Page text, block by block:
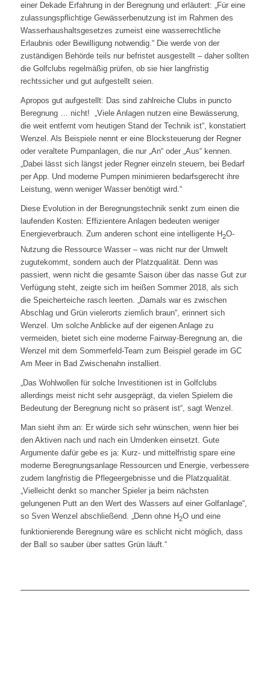
einer Dekade Erfahrung in der Beregnung und erläutert: „Für eine
zulassungspflichtige Gewässerbenutzung ist im Rahmen des
Wasserhaushaltsgesetzes zumeist eine wasserrechtliche
Erlaubnis oder Bewilligung notwendig.“ Die werde von der
zuständigen Behörde teils nur befristet ausgestellt – daher sollten
die Golfclubs regelmäßig prüfen, ob sie hier langfristig
rechtssicher und gut aufgestellt seien.
Apropos gut aufgestellt: Das sind zahlreiche Clubs in puncto
Beregnung … nicht! „Viele Anlagen nutzen eine Bewässerung,
die weit entfernt vom heutigen Stand der Technik ist“, konstatiert
Wenzel. Als Beispiele nennt er eine Blocksteuerung der Regner
oder veraltete Pumpanlagen, die nur „An“ oder „Aus“ kennen.
„Dabei lässt sich längst jeder Regner einzeln steuern, bei Bedarf
per App. Und moderne Pumpen minimieren bedarfsgerecht ihre
Leistung, wenn weniger Wasser benötigt wird.“
Diese Evolution in der Beregnungstechnik senkt zum einen die
laufenden Kosten: Effizientere Anlagen bedeuten weniger
Energieverbrauch. Zum anderen schont eine intelligente H2O-
Nutzung die Ressource Wasser – was nicht nur der Umwelt
zugutekommt, sondern auch der Platzqualität. Denn was
passiert, wenn nicht die gesamte Saison über das nasse Gut zur
Verfügung steht, zeigte sich im heißen Sommer 2018, als sich
die Speicherteiche rasch leerten. „Damals war es zwischen
Abschlag und Grün vielerorts ziemlich braun“, erinnert sich
Wenzel. Um solche Anblicke auf der eigenen Anlage zu
vermeiden, bietet sich eine moderne Fairway-Beregnung an, die
Wenzel mit dem Sommerfeld-Team zum Beispiel gerade im GC
Am Meer in Bad Zwischenahn installiert.
„Das Wohlwollen für solche Investitionen ist in Golfclubs
allerdings meist nicht sehr ausgeprägt, da vielen Spielern die
Bedeutung der Beregnung nicht so präsent ist“, sagt Wenzel.
Man sieht ihm an: Er würde sich sehr wünschen, wenn hier bei
den Aktiven nach und nach ein Umdenken einsetzt. Gute
Argumente dafür gebe es ja: Kurz- und mittelfristig spare eine
moderne Beregnungsanlage Ressourcen und Energie, verbessere
zudem langfristig die Pflegeergebnisse und die Platzqualität.
„Vielleicht denkt so mancher Spieler ja beim nächsten
gelungenen Putt an den Wert des Wassers auf einer Golfanlage“,
so Sven Wenzel abschließend. „Denn ohne H2O und eine
funktionierende Beregnung wäre es schlicht nicht möglich, dass
der Ball so sauber über sattes Grün läuft.“